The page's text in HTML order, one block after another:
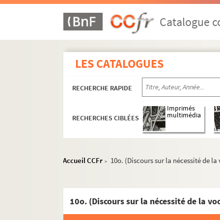
Catalogue
LES CATALOGUES
RECHERCHE RAPIDE
RECHERCHES CIBLÉES
Imprimés
multimédia
Accueil CCFr > 10o. (Discours sur la nécessité de
10o. (Discours sur la nécessité de la
2167. (Recueil)
2168. (Recueil)
2170. Anecdotes (relatives au
2172. (Recueil)
2173. (Copies et extraits de lettres qui
2174. (Recueil)
2175. (Recueil)
2179. Sermons sur les fêtes, les saints et
2180. Catalogue des livres de la